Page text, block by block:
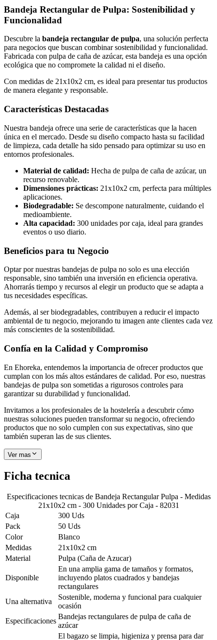
Bandeja Rectangular de Pulpa: Sostenibilidad y
Funcionalidad
Descubre la bandeja rectangular de pulpa, una solución perfecta
para negocios que buscan combinar sostenibilidad y funcionalidad.
Fabricada con pulpa de caña de azúcar, esta bandeja es una opción
ecológica que no compromete la calidad ni el diseño.
Con medidas de 21x10x2 cm, es ideal para presentar tus productos
de manera elegante y responsable.
Características Destacadas
Nuestra bandeja ofrece una serie de características que la hacen
única en el mercado. Desde su diseño compacto hasta su facilidad
de limpieza, cada detalle ha sido pensado para optimizar su uso en
entornos profesionales.
Material de calidad: Hecha de pulpa de caña de azúcar, un
recurso renovable.
Dimensiones prácticas: 21x10x2 cm, perfecta para múltiples
aplicaciones.
Biodegradable: Se descompone naturalmente, cuidando el
medioambiente.
Alta capacidad: 300 unidades por caja, ideal para grandes
eventos o uso diario.
Beneficios para tu Negocio
Optar por nuestras bandejas de pulpa no solo es una elección
responsable, sino también una inversión en eficiencia operativa.
Ahorrarás tiempo y recursos al elegir un producto que se adapta a
tus necesidades específicas.
Además, al ser biodegradables, contribuyen a reducir el impacto
ambiental de tu negocio, mejorando tu imagen ante clientes cada vez
más conscientes de la sostenibilidad.
Confía en la Calidad y Compromiso
En Ehoreka, entendemos la importancia de ofrecer productos que
cumplan con los más altos estándares de calidad. Por eso, nuestras
bandejas de pulpa son sometidas a rigurosos controles para
garantizar su durabilidad y funcionalidad.
Invitamos a los profesionales de la hostelería a descubrir cómo
nuestras soluciones pueden transformar su negocio, ofreciendo
productos que no solo cumplen con sus expectativas, sino que
también superan las de sus clientes.
Ver mas
Ficha tecnica
Especificaciones tecnicas de Bandeja Rectangular Pulpa - Medidas
21x10x2 cm - 300 Unidades por Caja - 82031
Caja
300 Uds
Pack
50 Uds
Color
Blanco
Medidas
21x10x2 cm
Material
Pulpa (Caña de Azucar)
Disponible
En una amplia gama de tamaños y formatos,
incluyendo platos cuadrados y bandejas
rectangulares
Una alternativa
Sostenible, moderna y funcional para cualquier
ocasión
Especificaciones
Bandejas rectangulares de pulpa de caña de
azúcar
El bagazo se limpia, higieniza y prensa para dar